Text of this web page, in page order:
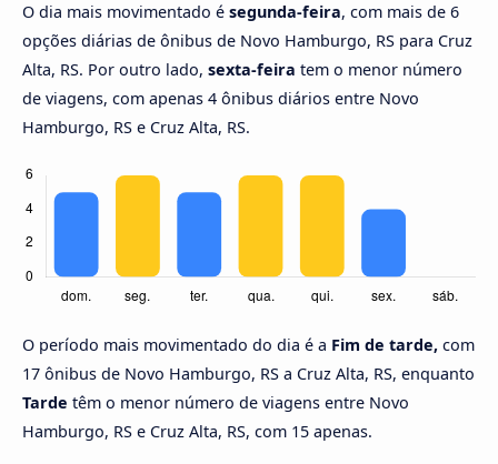
O dia mais movimentado é segunda-feira, com mais de 6
opções diárias de ônibus de Novo Hamburgo, RS para Cruz
Alta, RS. Por outro lado, sexta-feira tem o menor número
de viagens, com apenas 4 ônibus diários entre Novo
Hamburgo, RS e Cruz Alta, RS.
O período mais movimentado do dia é a Fim de tarde, com
17 ônibus de Novo Hamburgo, RS a Cruz Alta, RS, enquanto
Tarde têm o menor número de viagens entre Novo
Hamburgo, RS e Cruz Alta, RS, com 15 apenas.